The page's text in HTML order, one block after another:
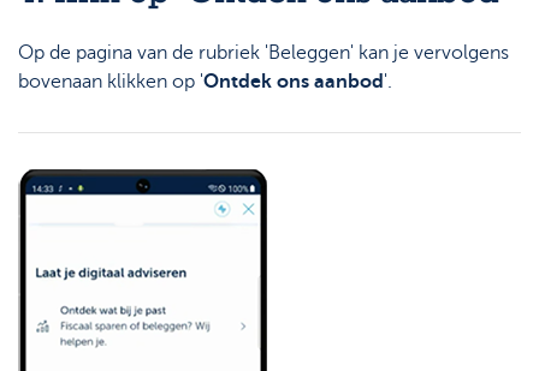
Op de pagina van de rubriek 'Beleggen' kan je vervolgens
bovenaan klikken op 'Ontdek ons aanbod '.